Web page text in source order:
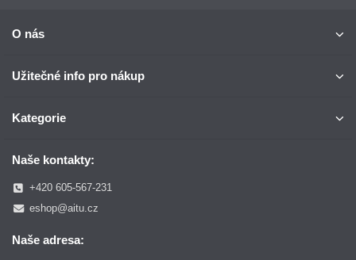
O nás
Užitečné info pro nákup
Kategorie
Naše kontakty:
+420 605-567-231
eshop@aitu.cz
Naše adresa: